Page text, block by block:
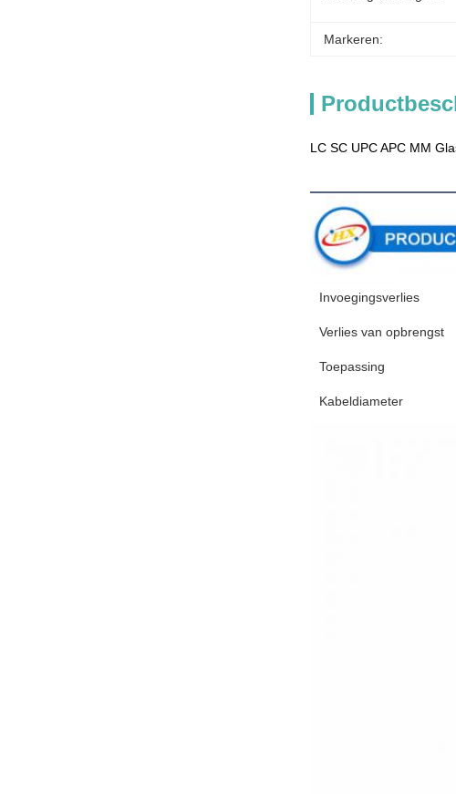
Markeren:
LC SC UPC APC MM
Invoegingsverlies
Verlies van opbrengst
Toepassing
Kabeldiameter